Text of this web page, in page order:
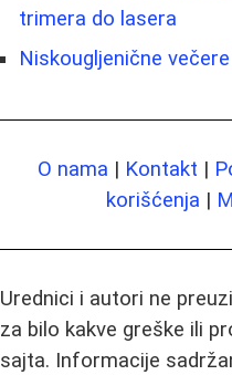
trimera do lasera
Niskougljenične
O nama | Kontakt |
korišćenja |
Urednici i autori ne
za bilo kakve greške ili
sajta. Informacije